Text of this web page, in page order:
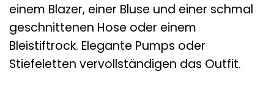
einem Blazer, einer Bluse und einer schmal
geschnittenen Hose oder einem
Bleistiftrock. Elegante Pumps oder
Stiefeletten vervollständigen das Outfit.